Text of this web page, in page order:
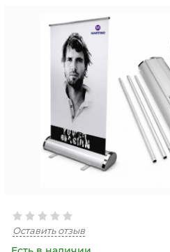
Оставить отзыв